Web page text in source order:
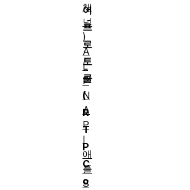
어
프
로
토
콜
(
R
T
P
C
o
채
널
)
A
L
P
N
A
P
I
애
플
S